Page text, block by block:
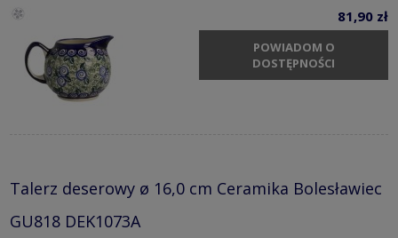
81,90 zł
POWIADOM O
DOSTĘPNOŚCI
Talerz deserowy ø 16,0 cm Ceramika Bolesławiec
GU818 DEK1073A